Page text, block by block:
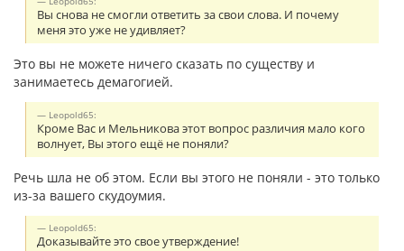
Вы снова не смогли ответить за свои слова. И почему
меня это уже не удивляет?
Это вы не можете ничего сказать по существу и
занимаетесь демагогией.
Leopold65:
Кроме Вас и Мельникова этот вопрос различия мало кого
волнует, Вы этого ещё не поняли?
Речь шла не об этом. Если вы этого не поняли - это только
из-за вашего скудоумия.
Leopold65:
Доказывайте это свое утверждение!